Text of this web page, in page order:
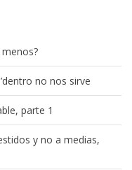
no nos sirve
parte 1
y no a medias,